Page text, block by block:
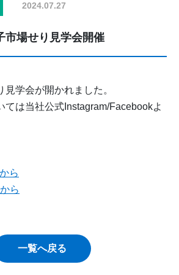
2024.07.27
場せり見学会開催
学会が開かれました。
ては当社公式Instagram/Facebookよ
ら
ら
一覧へ戻る